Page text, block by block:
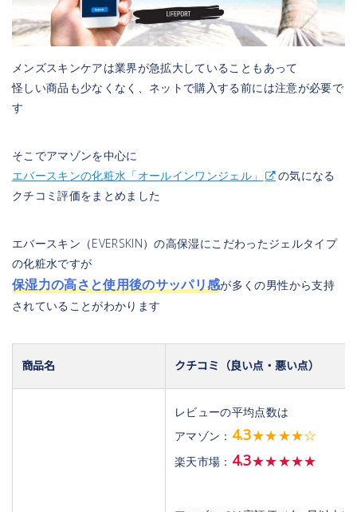
メンズスキンケアは業界が急拡大していることもあって
怪しい商品も少なくなく、ネットで購入する前には注意が必要で
す
そこでアマゾンを中心に
エバースキンの化粧水「オールインワンジェル」
の気になる
クチコミ評価をまとめました
エバースキン（EVERSKIN）の高保湿にこだわったジェルタイプ
の化粧水ですが
保湿力の高さと使用後のサッパリ感が多くの男性から支持
されていることがわかります
商品名 クチコミ（良い点・悪い点）
レビューの平均点数は
アマゾン： 4.3★★★★☆
楽天市場： 4.3★★★★★